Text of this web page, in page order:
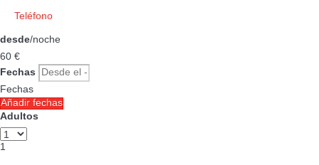
Teléfono
desde/noche
60 €
Fechas
Fechas
Añadir fechas
Adultos
1